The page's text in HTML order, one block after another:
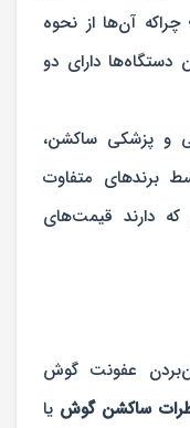
آن‌ها از نحوه
دستگاه‌ها دارای دو
و پزشکی ساکشن،
برندهای متفاوت
دارند قیمت‌های
عفونت گوش
ساکشن گوش یا